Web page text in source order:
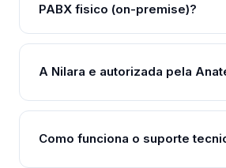
PABX fisico (on-premise)?
A Nilara e autorizada pela
Como funciona o suporte